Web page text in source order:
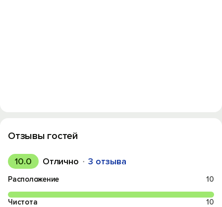
Отзывы гостей
10.0 Отлично 3 отзыва
Расположение 10
Чистота 10